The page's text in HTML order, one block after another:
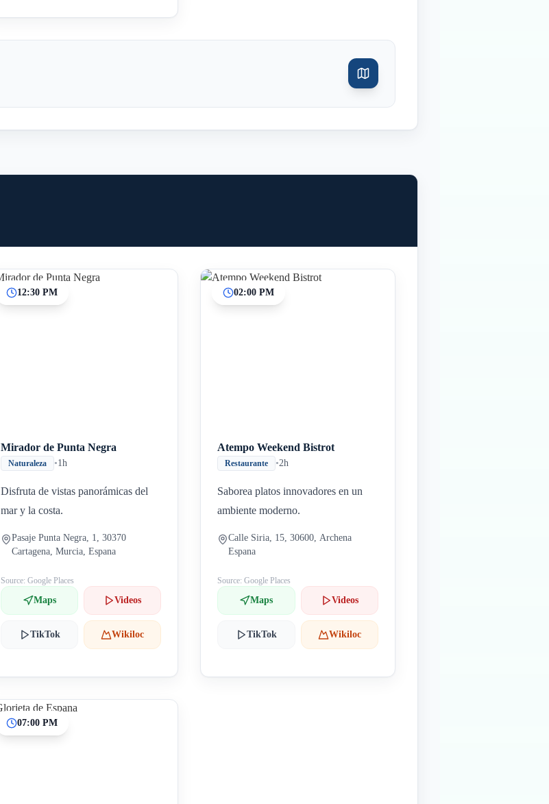
12:30 PM
Mirador de Punta Negra
Naturaleza •1h
Disfruta de vistas panorámicas del
mar y la costa.
Pasaje Punta Negra, 1, 30370
Cartagena, Murcia, Espana
Source: Google Places
Maps Videos
TikTok Wikiloc
02:00 PM
Atempo Weekend Bistrot
Restaurante •2h
Saborea platos innovadores en un
ambiente moderno.
Calle Siria, 15, 30600, Archena
Espana
Source: Google Places
Maps Videos
TikTok Wikiloc
07:00 PM